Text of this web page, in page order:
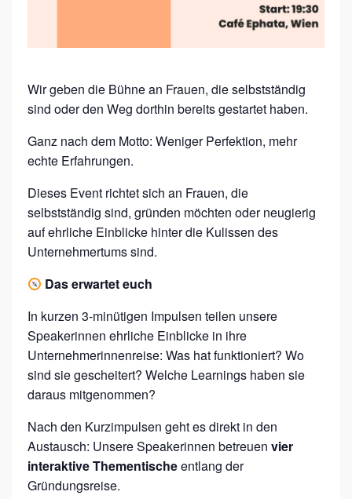
Ü
F
R
A
U
E
N
–
E
C
H
T
E
E
I
N
B
L
I
Wir geben die Bühne an Frauen, die selbstständig
sind oder den Weg dorthin bereits gestartet haben.
Ganz nach dem Motto: Weniger Perfektion, mehr
echte Erfahrungen.
Dieses Event richtet sich an Frauen, die
selbstständig sind, gründen möchten oder neugierig
auf ehrliche Einblicke hinter die Kulissen des
Unternehmertums sind.
Das erwartet euch
In kurzen 3-minütigen Impulsen teilen unsere
Speakerinnen ehrliche Einblicke in ihre
Unternehmerinnenreise: Was hat funktioniert? Wo
sind sie gescheitert? Welche Learnings haben sie
daraus mitgenommen?
Nach den Kurzimpulsen geht es direkt in den
Austausch: Unsere Speakerinnen betreuen vier
interaktive Thementischeentlang der
Gründungsreise.